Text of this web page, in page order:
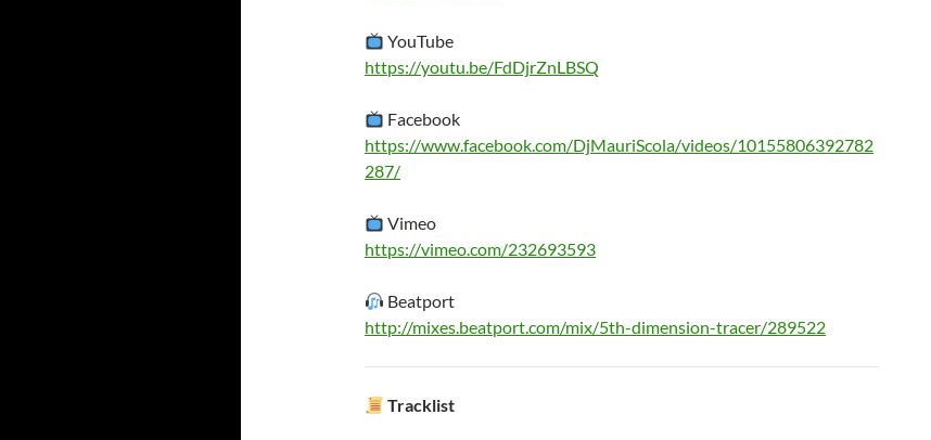
YouTube
https://youtu.be/FdDjrZnLBSQ
Facebook
https://www.facebook.com/DjMauriScola/videos/10155806392782
287/
Vimeo
https://vimeo.com/232693593
Beatport
http://mixes.beatport.com/mix/5th-dimension-tracer/289522
Tracklist